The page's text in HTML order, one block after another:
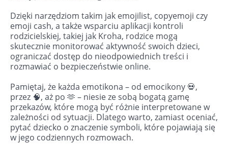
Dzięki narzędziom takim jak emojilist, copyemoji czy
emoji cash, a także wsparciu aplikacji kontroli
rodzicielskiej, takiej jak Kroha, rodzice mogą
skutecznie monitorować aktywność swoich dzieci,
ograniczać dostęp do nieodpowiednich treści i
rozmawiać o bezpieczeństwie online.
Pamiętaj, że każda emotikona – od emocikony 💀,
przez 🧠, aż po 🫶 – niesie ze sobą bogatą gamę
przekazów, które mogą być różnie interpretowane w
zależności od sytuacji. Dlatego warto, zamiast oceniać,
pytać dziecko o znaczenie symboli, które pojawiają się
w jego codziennych rozmowach.